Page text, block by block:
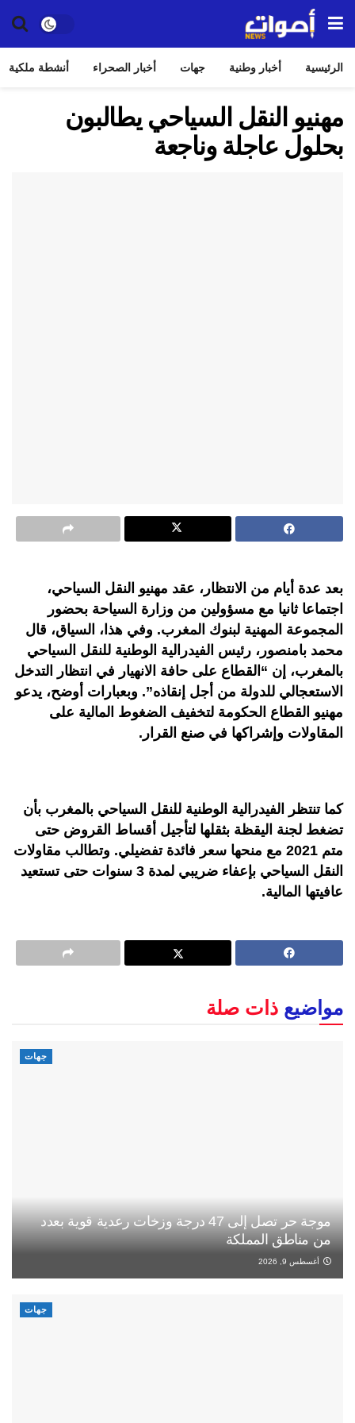
الرئيسية أخبار وطنية جهات أخبار الصحراء أنشطة ملكية
مهنيو النقل السياحي يطالبون
بحلول عاجلة وناجعة
بعد عدة أيام من الانتظار، عقد مهنيو النقل السياحي،
اجتماعا ثانيا مع مسؤولين من وزارة السياحة بحضور
المجموعة المهنية لبنوك المغرب. وفي هذا، السياق، قال
محمد بامنصور، رئيس الفيدرالية الوطنية للنقل السياحي
بالمغرب، إن “القطاع على حافة الانهيار في انتظار التدخل
الاستعجالي للدولة من أجل إنقاذه”. وبعبارات أوضح، يدعو
مهنيو القطاع الحكومة لتخفيف الضغوط المالية على
المقاولات وإشراكها في صنع القرار.
كما تنتظر الفيدرالية الوطنية للنقل السياحي بالمغرب بأن
تضغط لجنة اليقظة بثقلها لتأجيل أقساط القروض حتى
متم 2021 مع منحها سعر فائدة تفضيلي. وتطالب مقاولات
النقل السياحي بإعفاء ضريبي لمدة 3 سنوات حتى تستعيد
عافيتها المالية.
مواضيع ذات صلة
جهات
موجة حر تصل إلى 47 درجة وزخات رعدية قوية بعدد
من مناطق المملكة
أغسطس 9, 2026
جهات